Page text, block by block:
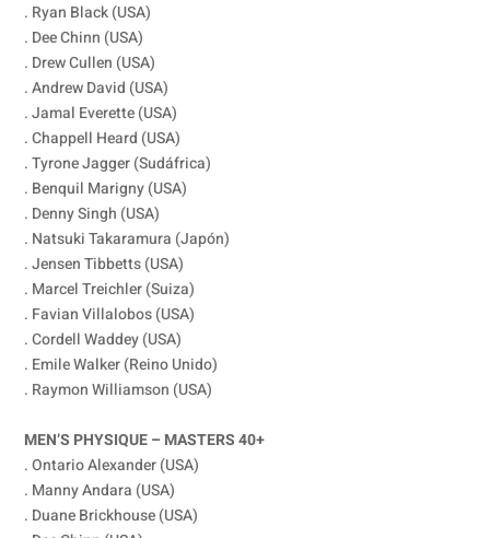
. Ryan Black (USA)
. Dee Chinn (USA)
. Drew Cullen (USA)
. Andrew David (USA)
. Jamal Everette (USA)
. Chappell Heard (USA)
. Tyrone Jagger (Sudáfrica)
. Benquil Marigny (USA)
. Denny Singh (USA)
. Natsuki Takaramura (Japón)
. Jensen Tibbetts (USA)
. Marcel Treichler (Suiza)
. Favian Villalobos (USA)
. Cordell Waddey (USA)
. Emile Walker (Reino Unido)
. Raymon Williamson (USA)
MEN’S PHYSIQUE – MASTERS 40+
. Ontario Alexander (USA)
. Manny Andara (USA)
. Duane Brickhouse (USA)